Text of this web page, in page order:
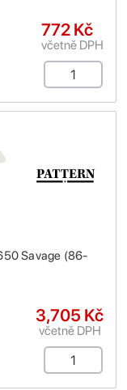
772 Kč
včetně DPH
Savage (86-
3,705 Kč
včetně DPH